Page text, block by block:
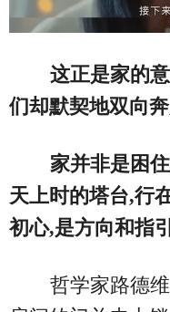
这正是家的
们却默契地双向奔
家并非是困
天上时的塔台,行
初心,是方向和指引
哲学家路德